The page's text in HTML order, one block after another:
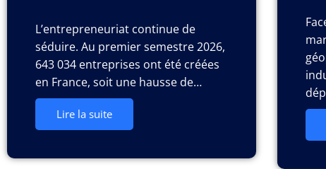
L’entrepreneuriat continue de
séduire. Au premier semestre 2026,
643 034 entreprises ont été créées
en France, soit une hausse de…
Lire la suite